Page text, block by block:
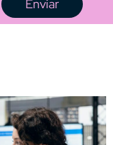
Enviar